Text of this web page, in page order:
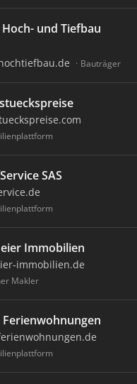
und Tiefbau
Bauträger
SAS
Immobilien
immobilien.de
Makler